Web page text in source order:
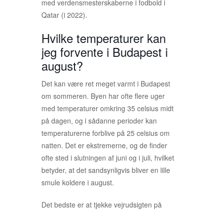
med verdensmesterskaberne i fodbold i
Qatar (i 2022).
Hvilke temperaturer kan
jeg forvente i Budapest i
august?
Det kan være ret meget varmt i Budapest
om sommeren. Byen har ofte flere uger
med temperaturer omkring 35 celsius midt
på dagen, og i sådanne perioder kan
temperaturerne forblive på 25 celsius om
natten. Det er ekstremerne, og de finder
ofte sted i slutningen af juni og i juli, hvilket
betyder, at det sandsynligvis bliver en lille
smule koldere i august.
Det bedste er at tjekke vejrudsigten på